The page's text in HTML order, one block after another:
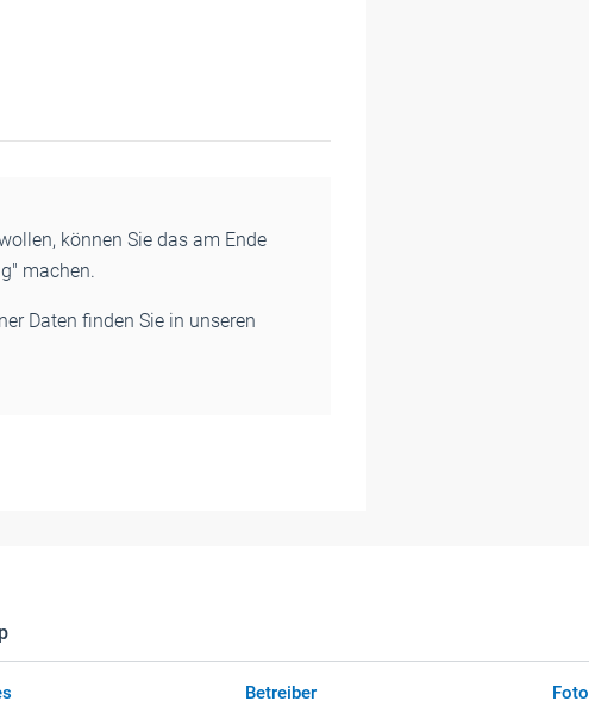
können Sie das am Ende
machen.
Daten finden Sie in unseren
Betreiber